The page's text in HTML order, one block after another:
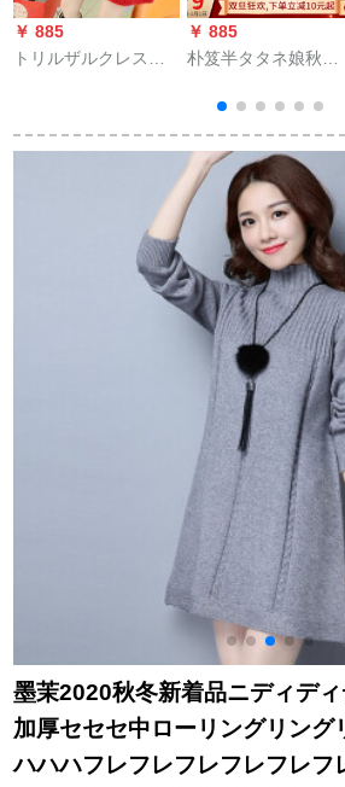
￥ 885
トリルザルクレスマ
上着秋冬2019新着品
￥ 885
朴笈半タタネ娘秋冬
せせイイネ女洋気内
通勤字母長袖着回せ
せせセタ女ミホワナ
イト（80-135斤着ら
れます）
墨茉2020秋冬新着品ニディデ
加厚セセセ中ローリングリング
ハハハフレフレフレフレフレフ